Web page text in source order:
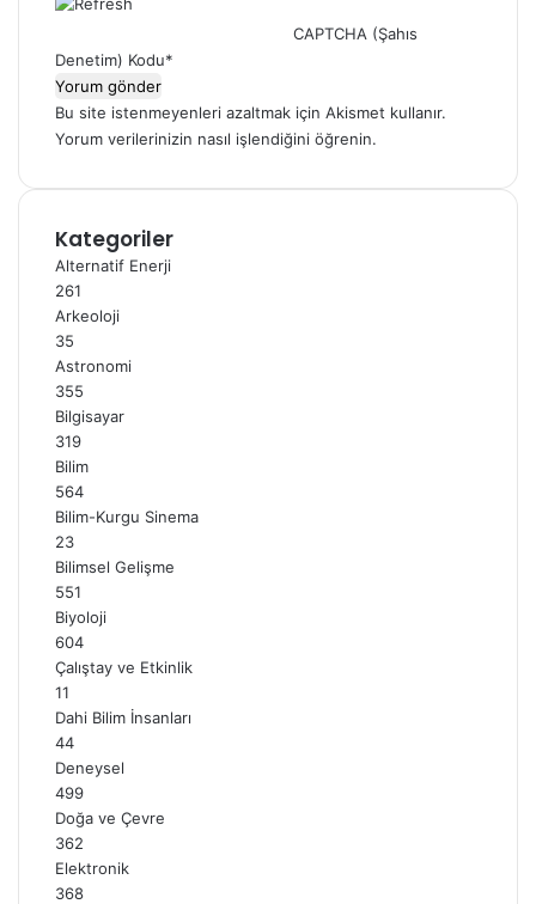
CAPTCHA (Şahıs
Denetim) Kodu*
Bu site istenmeyenleri azaltmak için Akismet kullanır.
Yorum verilerinizin nasıl işlendiğini öğrenin.
Kategoriler
Alternatif Enerji
261
Arkeoloji
35
Astronomi
355
Bilgisayar
319
Bilim
564
Bilim-Kurgu Sinema
23
Bilimsel Gelişme
551
Biyoloji
604
Çalıştay ve Etkinlik
11
Dahi Bilim İnsanları
44
Deneysel
499
Doğa ve Çevre
362
Elektronik
368